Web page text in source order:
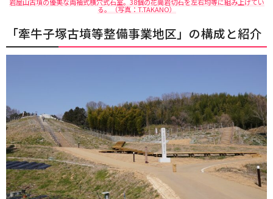
る。（写真：T.TAKANO）
「牽牛子塚古墳等整備事業地区」の構成と紹介